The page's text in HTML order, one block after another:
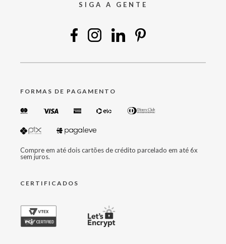
SIGA A GENTE
FORMAS DE PAGAMENTO
Compre em até dois cartões de crédito parcelado em até 6x
sem juros.
CERTIFICADOS